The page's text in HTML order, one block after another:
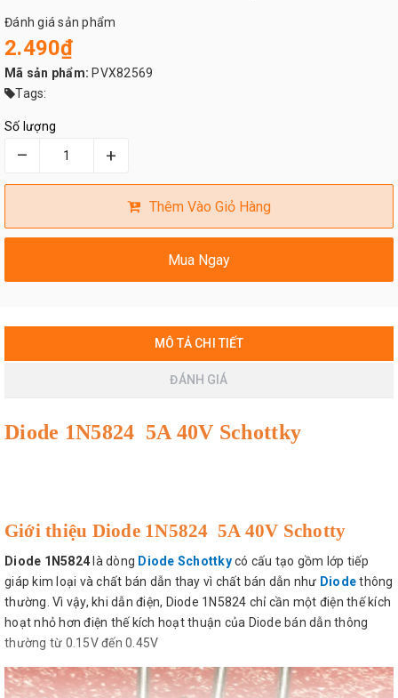
Đánh giá sản phẩm
2.490₫
Mã sản phẩm: PVX82569
Tags:
Số lượng
– +
Thêm Vào Giỏ Hàng
Mua Ngay
MÔ TẢ CHI TIẾT
ĐÁNH GIÁ
Diode 1N5824 5A 40V Schottky
Giới thiệu Diode 1N5824 5A 40V Schotty
Diode 1N5824 là dòng Diode Schottkycó cấu tạo gồm lớp tiếp
giáp kim loại và chất bán dẫn thay vì chất bán dẫn như Diodethông
thường. Vì vậy, khi dẫn điện, Diode 1N5824 chỉ cần một điện thế kích
hoạt nhỏ hơn điện thế kích hoạt thuận của Diode bán dẫn thông
thường từ 0.15V đến 0.45V